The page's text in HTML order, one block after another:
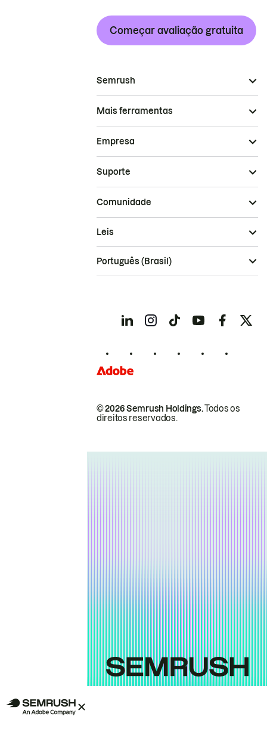
Começar avaliação gratuita
Semrush
Mais ferramentas
Empresa
Suporte
Comunidade
© 2026 Semrush Holdings.Todos os
direitos reservados.
Leis
Português (Brasil)